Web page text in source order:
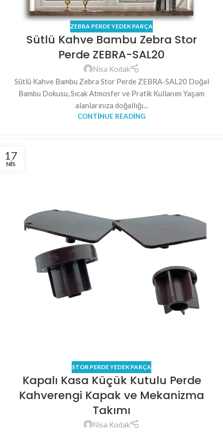
ZEBRA PERDE YEDEK PARÇA
Sütlü Kahve Bambu Zebra Stor
Perde ZEBRA-SAL20
Nisa Kodak
Sütlü Kahve Bambu Zebra Stor Perde ZEBRA-SAL20 Doğal
Bambu Dokusu, Sıcak Atmosfer ve Pratik Kullanım Yaşam
alanlarınıza doğallığı...
CONTINUE READING
17
NIS
STOR PERDE YEDEK PARÇA
Kapalı Kasa Küçük Kutulu Perde
Kahverengi Kapak ve Mekanizma
Takımı
Nisa Kodak